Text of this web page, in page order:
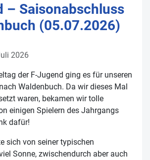
– Saisonabschluss
(05.07.2026)
2026
der F-Jugend ging es für unseren
Waldenbuch. Da wir dieses Mal
waren, bekamen wir tolle
einigen Spielern des Jahrgangs
dafür!
sich von seiner typischen
Sonne, zwischendurch aber auch